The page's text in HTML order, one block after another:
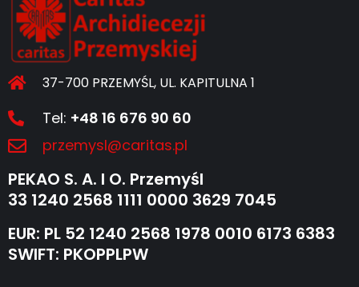
37-700 PRZEMYŚL, UL. KAPITULNA 1
Tel: +48 16 676 90 60
przemysl@caritas.pl
PEKAO S. A. I O. Przemyśl
33 1240 2568 1111 0000 3629 7045
EUR: PL 52 1240 2568 1978 0010 6173 6383
SWIFT: PKOPPLPW